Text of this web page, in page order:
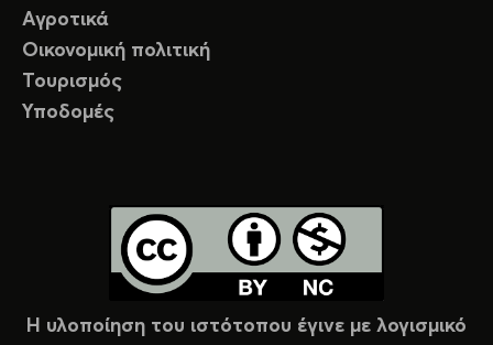
Αγροτικά
Οικονομική πολιτική
Τουρισμός
Υποδομές
Η υλοποίηση του ιστότοπου έγινε με λογισμικό